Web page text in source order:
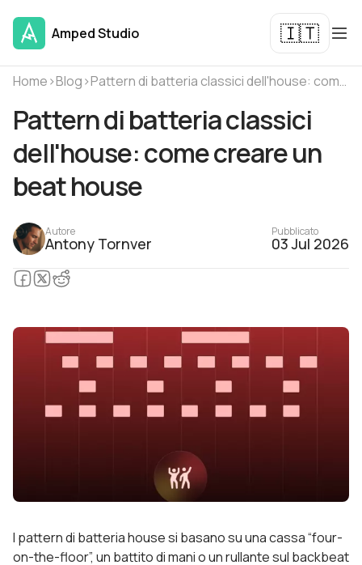
Amped Studio 🇮🇹
Home›Blog› Pattern di batteria classici dell'house: come creare un beat house
Pattern di batteria classici
dell'house: come creare un
beat house
Autore
Antony Tornver
Pubblicato
03 Jul 2026
I pattern di batteria house si basano su una cassa “four-
on-the-floor”, un battito di mani o un rullante sul backbeat